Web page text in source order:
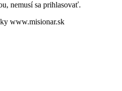
nemusí sa prihlasovať.
www.misionar.sk